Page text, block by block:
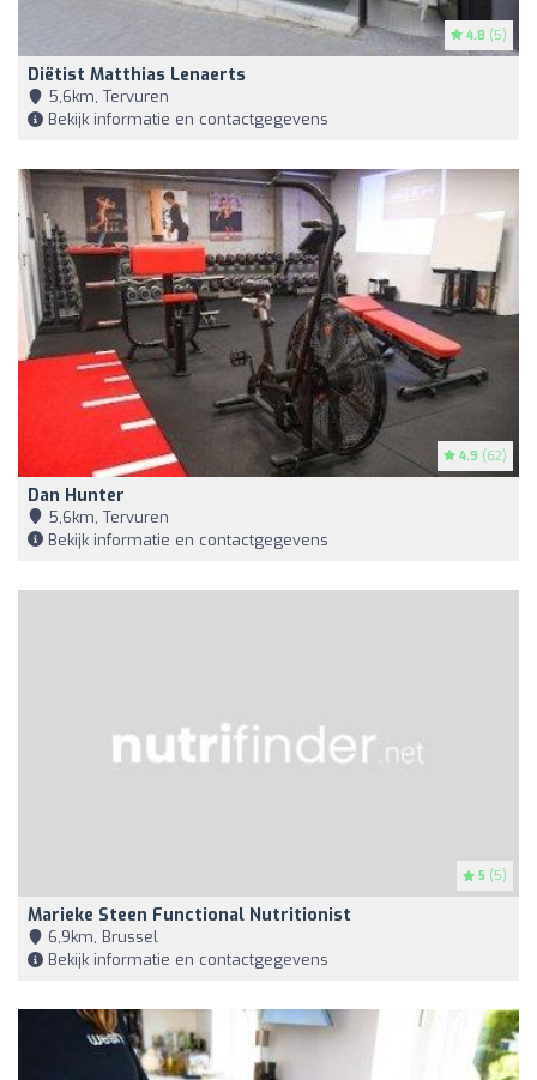
4.8 (5)
Diëtist Matthias Lenaerts
5,6km, Tervuren
Bekijk informatie en contactgegevens
4.9 (62)
Dan Hunter
5,6km, Tervuren
Bekijk informatie en contactgegevens
5 (5)
Marieke Steen Functional Nutritionist
6,9km, Brussel
Bekijk informatie en contactgegevens